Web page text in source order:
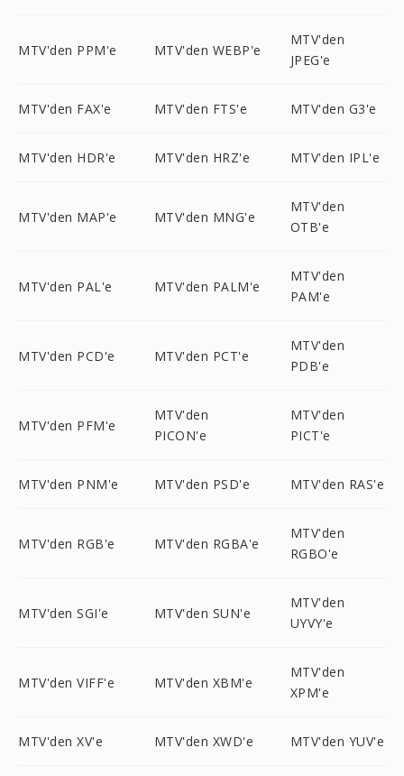
MTV'den PPM'e MTV'den WEBP'e
MTV'den
JPEG'e
MTV'den FAX'e MTV'den FTS'e MTV'den G3'e
MTV'den HDR'e MTV'den HRZ'e MTV'den IPL'e
MTV'den MAP'e MTV'den MNG'e
MTV'den
OTB'e
MTV'den PAL'e MTV'den PALM'e
MTV'den
PAM'e
MTV'den PCD'e MTV'den PCT'e
MTV'den
PDB'e
MTV'den PFM'e
MTV'den
PICON'e
MTV'den
PICT'e
MTV'den PNM'e MTV'den PSD'e MTV'den RAS'e
MTV'den RGB'e MTV'den RGBA'e
MTV'den
RGBO'e
MTV'den SGI'e MTV'den SUN'e
MTV'den
UYVY'e
MTV'den VIFF'e MTV'den XBM'e
MTV'den
XPM'e
MTV'den XV'e MTV'den XWD'e MTV'den YUV'e